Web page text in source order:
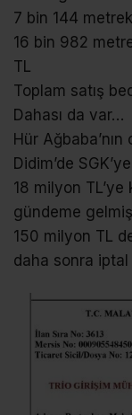
7 bin 144
16 bin 982
TL
Toplam satış
Dahası da var…
Hür
Didim’de
18 milyon TL’ye
gündeme
150 milyon TL
daha sonra